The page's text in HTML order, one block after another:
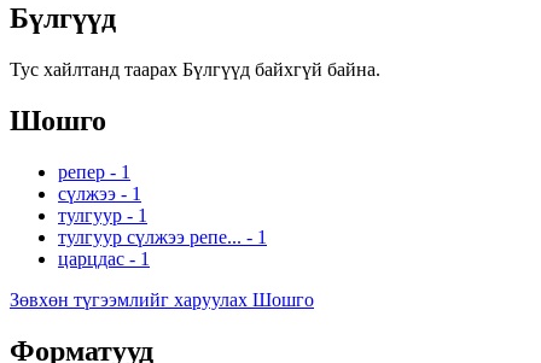
Бүлгүүд
Тус хайлтанд таарах Бүлгүүд байхгүй байна.
Шошго
репер - 1
сүлжээ - 1
тулгуур - 1
тулгуур сүлжээ репе... - 1
царцдас - 1
Зөвхөн түгээмлийг харуулах Шошго
Форматууд